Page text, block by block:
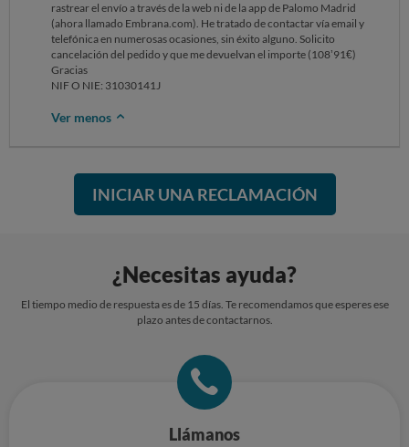
rastrear el envío a través de la web ni de la app de Palomo Madrid
(ahora llamado Embrana.com). He tratado de contactar vía email y
telefónica en numerosas ocasiones, sin éxito alguno. Solicito
cancelación del pedido y que me devuelvan el importe (108’91€)
Gracias
NIF O NIE: 31030141J
Ver menos
INICIAR UNA RECLAMACIÓN
¿Necesitas ayuda?
El tiempo medio de respuesta es de 15 días. Te recomendamos que esperes ese
plazo antes de contactarnos.
Llámanos